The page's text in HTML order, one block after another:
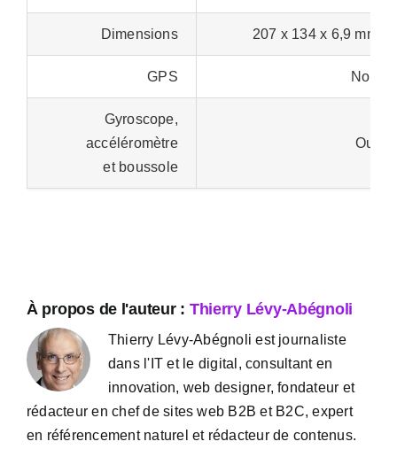
Dimensions 207 x 134 x 6,9 mm
GPS Non
Gyroscope,
accéléromètre
et boussole
Oui
À propos de l'auteur : Thierry Lévy-Abégnoli
Thierry Lévy-Abégnoli est journaliste
dans l'IT et le digital, consultant en
innovation, web designer, fondateur et
rédacteur en chef de sites web B2B et B2C, expert
en référencement naturel et rédacteur de contenus.